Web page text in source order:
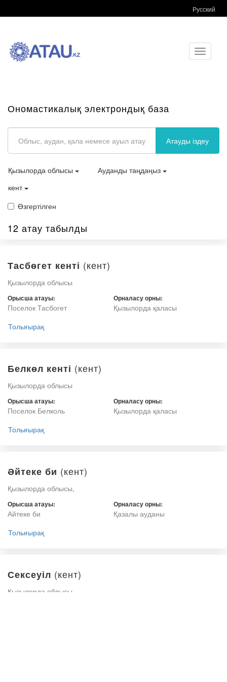
Русский
Toggle
Ономастикалық электрондық база
Атауды іздеу
Қызылорда облысы
Ауданды таңдаңыз
кент
Өзгертілген
12 атау табылды
Тасбөгет кенті (кент)
Қызылорда облысы
Орысша атауы:
Поселок Тасбогет
Орналасу орны:
Қызылорда қаласы
Толығырақ
Белкөл кенті (кент)
Қызылорда облысы
Орысша атауы:
Поселок Белколь
Орналасу орны:
Қызылорда қаласы
Толығырақ
Әйтеке би (кент)
Қызылорда облысы,
Орысша атауы:
Айтеке би
Орналасу орны:
Қазалы ауданы
Толығырақ
Сексеуіл (кент)
Қызылорда облысы,